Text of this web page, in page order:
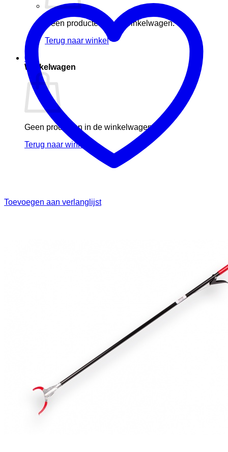
Geen producten in de winkelwagen.
Terug naar winkel
0
Winkelwagen
Geen producten in de winkelwagen.
Terug naar winkel
Toevoegen aan verlanglijst